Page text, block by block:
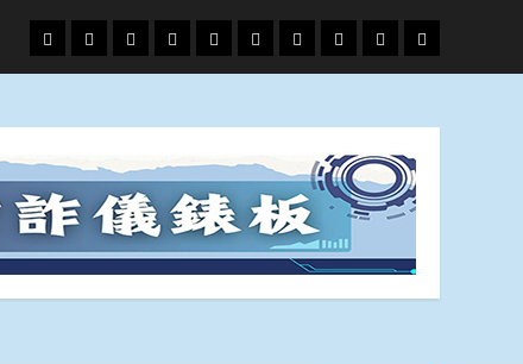
頭
條
財
經
地
方.
文
教.
專
題
娛
樂
政
治
國
際
運
動
生
活